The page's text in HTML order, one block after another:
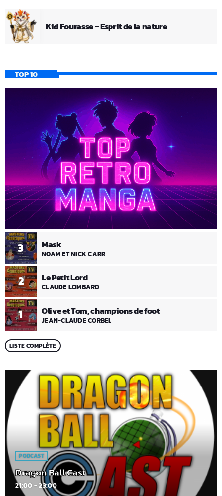
Kid Fourasse – Esprit de la nature
TOP 10
1 Olive et Tom, champions de foot
JEAN-CLAUDE CORBEL
2 Le Petit Lord
CLAUDE LOMBARD
3 Mask
NOAM ET NICK CARR
LISTE COMPLÈTE
PODCAST
Dragon Ball Cast
21:00 - 23:00